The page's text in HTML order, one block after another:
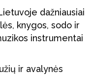
dažniausiai
knygos, sodo ir
instrumentai
ir avalynės